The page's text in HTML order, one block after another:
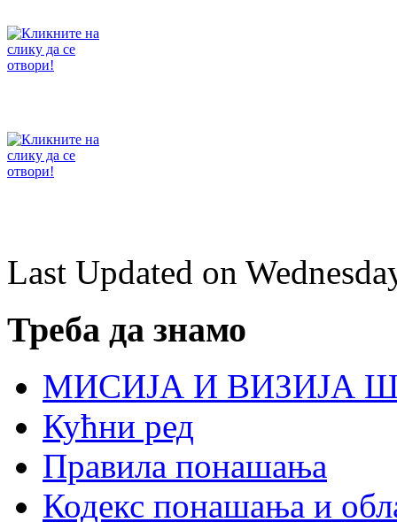
Last Updated on
Треба да знамо
МИСИЈА И ВИЗИЈА
Кућни ред
Правила понашања
Кодекс понашања и